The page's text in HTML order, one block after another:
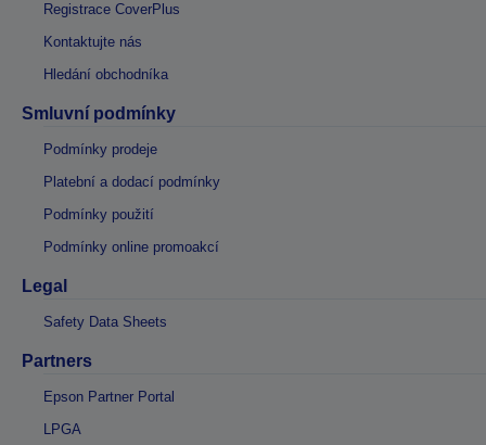
Registrace CoverPlus
Kontaktujte nás
Hledání obchodníka
Smluvní podmínky
Podmínky prodeje
Platební a dodací podmínky
Podmínky použití
Podmínky online promoakcí
Legal
Safety Data Sheets
Partners
Epson Partner Portal
LPGA